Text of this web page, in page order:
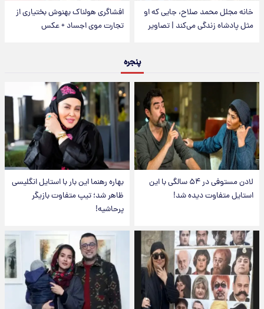
خانه مجلل محمد صلاح، جایی که او
مثل پادشاه زندگی می‌کند | تصاویر
افشاگری هولناک بهنوش بختیاری از
تجارت موی اجساد + عکس
پنجره
لادن مستوفی در ۵۴ سالگی با این
استایل متفاوت دیده شد!
بهاره رهنما این بار با استایل انگلیسی
ظاهر شد؛ تیپ متفاوت بازیگر
پرحاشیه!